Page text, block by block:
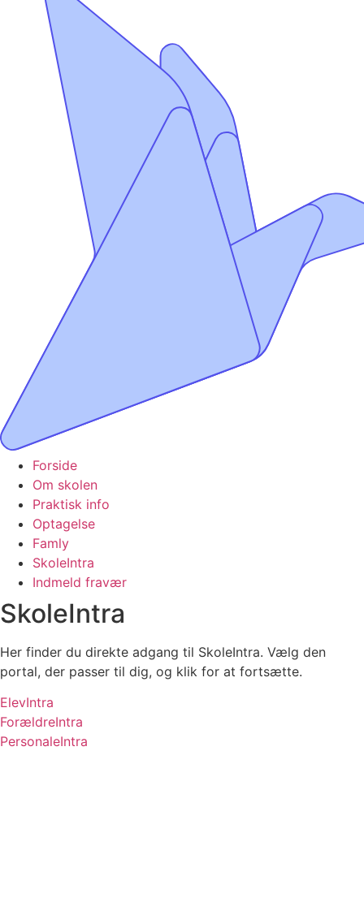
Forside
Om skolen
Praktisk info
Optagelse
Famly
SkoleIntra
Indmeld fravær
SkoleIntra
Her finder du direkte adgang til SkoleIntra. Vælg den
portal, der passer til dig, og klik for at fortsætte.
ElevIntra
ForældreIntra
PersonaleIntra